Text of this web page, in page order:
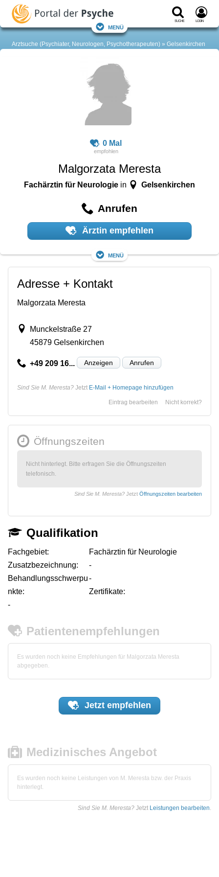
Suche Login
Menü
Arztsuche (Psychiater, Neurologen, Psychotherapeuten) Gelsenkirchen
0 Mal
Malgorzata Meresta
Fachärztin für Neurologie in Gelsenkirchen
Anrufen
Ärztin empfehlen
Menü
Adresse + Kontakt
Malgorzata Meresta
Munckelstraße 27
45879 Gelsenkirchen
+49 209 16... Anzeigen Anrufen
Sind Sie M. Meresta? Jetzt E-Mail + Homepage hinzufügen
Nicht korrekt?
Eintrag bearbeiten
Öffnungszeiten
Nicht hinterlegt. Bitte erfragen Sie die Öffnungszeiten
telefonisch.
Sind Sie M. Meresta? Jetzt Öffnungszeiten bearbeiten
Qualifikation
Fachgebiet:
Fachärztin für Neurologie
Zusatzbezeichnung:
-
Behandlungsschwerpu
nkte:
-
Zertifikate:
-
Patientenempfehlungen
Es wurden noch keine Empfehlungen für Malgorzata Meresta
abgegeben.
Jetzt empfehlen
Medizinisches Angebot
Es wurden noch keine Leistungen von M. Meresta bzw. der Praxis
hinterlegt.
Sind Sie M. Meresta? Jetzt Leistungen bearbeiten.